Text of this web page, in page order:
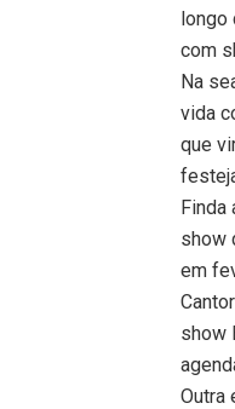
longo
com
Na
vida
que
Finda
show
em
show
Outra